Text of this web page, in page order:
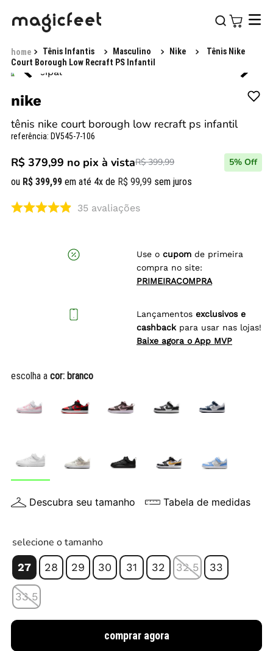
Tênis Infantis Masculino Nike
Tênis Nike
Court Borough Low Recraft PS Infantil
nike
tênis nike court borough low recraft ps infantil
referência: DV545-7-106
R$ 379,99 no pix à vistaR$ 399,99 5% Off
ou R$ 399,99 em até 4x de R$ 99,99 sem juros
35 avaliações
Use o cupom de primeira
compra no site:
PRIMEIRACOMPRA
Lançamentos exclusivos e
cashback para usar nas lojas!
Baixe agora o App MVP
escolha a cor: branco
Descubra seu tamanho Tabela de medidas
selecione o tamanho
27 28 29 30 31 32 32.5 33
33.5
comprar agora